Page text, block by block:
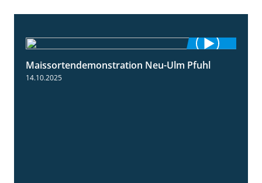
7:10
Maissortendemonstration Neu-Ulm Pfuhl
14.10.2025